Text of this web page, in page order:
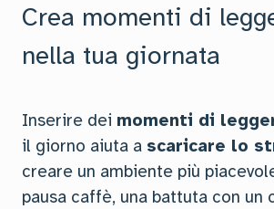
Crea momenti di
nella tua giornata
Inserire dei momenti di
il giorno aiuta a scaricare lo
creare un ambiente più
pausa caffè, una battuta con un